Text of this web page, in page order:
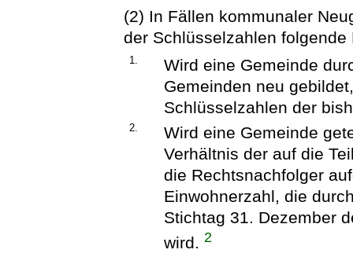
(2) In Fällen kommunaler
der Schlüsselzahlen folgende
1.
Wird eine Gemeinde
Gemeinden neu
Schlüsselzahlen der
2.
Wird eine Gemeinde
Verhältnis der auf die
die Rechtsnachfolger
Einwohnerzahl, die
Stichtag 31. Dezember
wird.2